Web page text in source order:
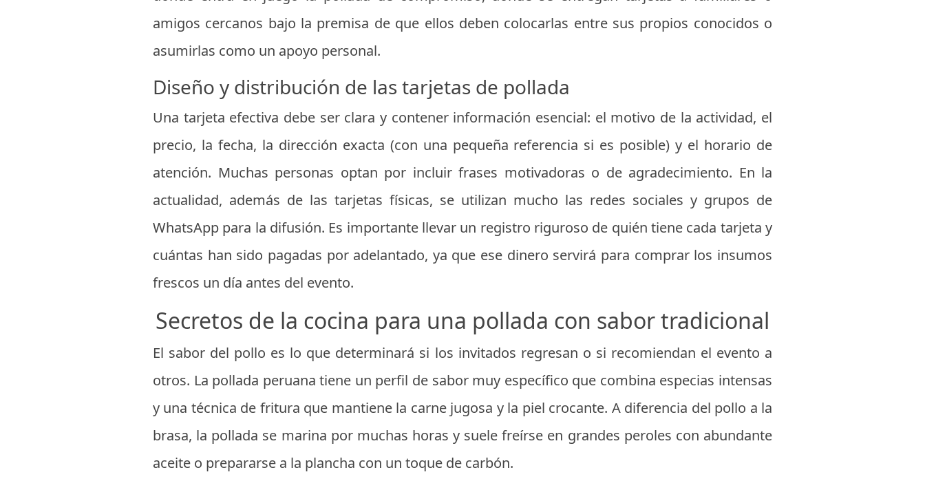
amigos cercanos bajo la premisa de que ellos deben colocarlas entre sus propios conocidos o
asumirlas como un apoyo personal.
Diseño y distribución de las tarjetas de pollada
Una tarjeta efectiva debe ser clara y contener información esencial: el motivo de la actividad, el
precio, la fecha, la dirección exacta (con una pequeña referencia si es posible) y el horario de
atención. Muchas personas optan por incluir frases motivadoras o de agradecimiento. En la
actualidad, además de las tarjetas físicas, se utilizan mucho las redes sociales y grupos de
WhatsApp para la difusión. Es importante llevar un registro riguroso de quién tiene cada tarjeta y
cuántas han sido pagadas por adelantado, ya que ese dinero servirá para comprar los insumos
frescos un día antes del evento.
Secretos de la cocina para una pollada con sabor tradicional
El sabor del pollo es lo que determinará si los invitados regresan o si recomiendan el evento a
otros. La pollada peruana tiene un perfil de sabor muy específico que combina especias intensas
y una técnica de fritura que mantiene la carne jugosa y la piel crocante. A diferencia del pollo a la
brasa, la pollada se marina por muchas horas y suele freírse en grandes peroles con abundante
aceite o prepararse a la plancha con un toque de carbón.